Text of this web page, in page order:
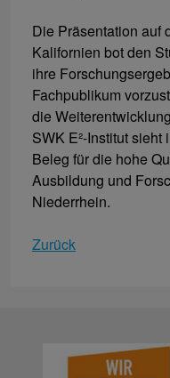
Die Präsentation auf
Kalifornien bot den
ihre
Fachpublikum
die
SWK E²-Institut
Beleg für die hohe
Ausbildung und
Niederrhein.
Zurück